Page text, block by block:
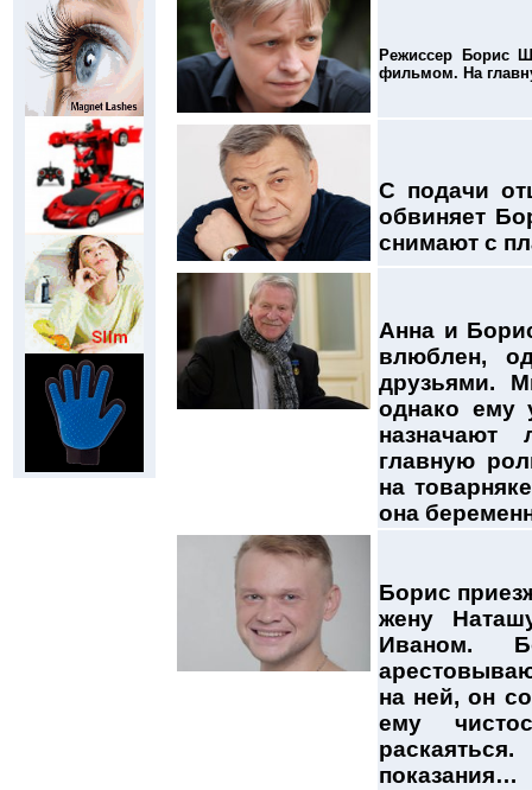
Режиссер Борис
фильмом. На
С подачи
обвиняет
снимают с
Анна и
влюблен,
друзьями.
однако ему
назначают
главную
на
она
Борис
жену
Иваном.
на ней, он
ему
показания…